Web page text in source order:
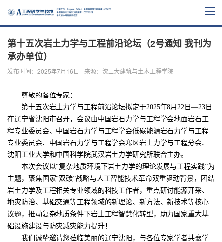
第十五次岩土力学与工程前沿论坛（2号通知 我刊为
承办单位）
发布时间：2025年7月16日 来源：沈工大建筑与土木工程学院
尊敬的各位专家：
第十五次岩土力学与工程前沿论坛拟定于2025年8月22日—23日
在辽宁省沈阳市召开，会议由中国岩石力学与工程学会地面岩石工
程专业委员会、中国岩石力学与工程学会低碳能源岩石力学与工程
专业委员会、中国岩石力学与工程学会寒区岩土力学与工程分会、
沈阳工业大学和中国科学院武汉岩土力学研究所联合主办。
本次会议以“复杂地质环境下岩土力学的理论发展与工程实践”为
主题，聚焦国家“双碳”战略与人工智能技术革命双重驱动背景，团结
岩土力学及工程相关专业领域的科技工作者，重点研讨能源开采、
地灾防治、基础交通等工程领域的新理论、新方法、新技术等核心
议题，推动复杂地质条件下岩土工程智慧化转型，助力国家重大基
础设施建设与防灾减灾能力提升！
我们诚挚邀请您莅临美丽的辽宁沈阳，与各位专家学者共襄学